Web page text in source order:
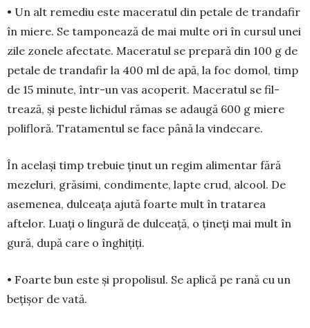
• Un alt remediu este mace­ratul din petale de trandafir
în mie­re. Se tampo­nează de mai mul­te ori în cursul unei
zile zonele afectate. Maceratul se prepară din 100 g de
petale de tran­dafir la 400 ml de apă, la foc domol, timp
de 15 minute, într-un vas acope­rit. Mace­ratul se fil­
trează, și peste lichidul rămas se adaugă 600 g miere
polifloră. Tratamentul se face până la vindecare.
În același timp trebuie ținut un regim alimen­tar fără
mezeluri, grăsimi, condimente, lapte crud, alcool. De
asemenea, dulceața ajută foarte mult în tratarea
aftelor. Luați o lingură de dulceață, o țineți mai mult în
gură, după care o înghițiți.
• Foarte bun este și propolisul. Se aplică pe rană cu un
bețișor de vată.